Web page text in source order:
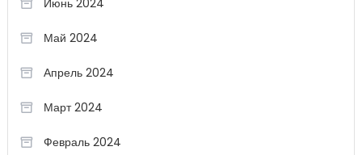
Июнь 2024
Май 2024
Апрель 2024
Март 2024
Февраль 2024